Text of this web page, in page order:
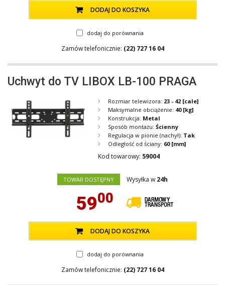
DODAJ DO KOSZYKA
dodaj do porównania
Zamów telefonicznie: (22) 727 16 04
Uchwyt do TV LIBOX LB-100 PRAGA
Rozmiar telewizora: 23 - 42 [cale]
Maksymalne obciążenie: 40 [kg]
Konstrukcja: Metal
Sposób montażu: Ścienny
Regulacja w pionie (nachył): Tak
Odległość od ściany: 60 [mm]
Kod towarowy: 59004
TOWAR DOSTĘPNY Wysyłka w 24h
5900
DODAJ DO KOSZYKA
dodaj do porównania
Zamów telefonicznie: (22) 727 16 04